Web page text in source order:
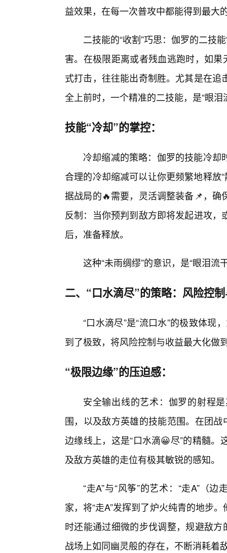
益效果，在每一次普攻中都能得到最大
二技能的“收割”巧思：伽罗的二技
害。在极限距离或者残血逃跑时，如
式打击，往往能出奇制胜。尤其是在
全上前时，一个精准的二技能，是“眼
技能“冷却”的掌控：
冷却缩减的策略：伽罗的技能冷
合理的冷却缩减可以让你更频繁地释放
据战局的🔥需要，灵活调整装备📌，
反制：当你预判到敌方即将发起进攻
后，准备释放。
这种“未雨绸缪”的意识，是“眼泪流
二、“口水滴尽”的策略：风险控
“口水滴尽”是“流口水”的极致体现
到了极致，将风险控制与收益最大化做
“极限边缘”的压迫感：
安全输出线的艺术：伽罗的射程
围，以及敌方英雄的技能范围。在团
边缘线上，这是“口水滴😀尽”的精髓
及敌方英雄的走位有极其敏锐的感知。
“走A”与“风筝”的艺术：“走A”（
家，将“走A”发挥到了炉火纯青的地步
时还能通过细微的步伐调整，规避敌
战场上如同幽灵般的存在，不断消耗着